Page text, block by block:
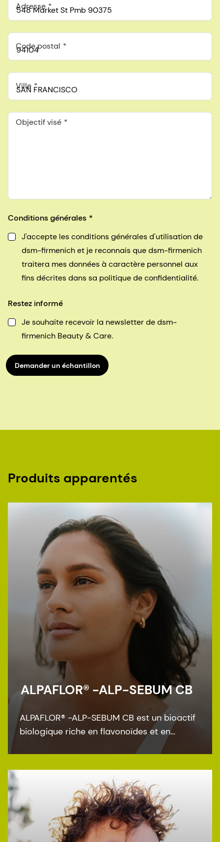
Adresse
Code postal
Ville
Objectif visé
Conditions générales
J'accepte les conditions générales d'utilisation de
dsm-firmenich et je reconnais que dsm-firmenich
traitera mes données à caractère personnel aux
fins décrites dans sa politique de confidentialité.
Restez informé
Je souhaite recevoir la newsletter de dsm-
firmenich Beauty & Care.
Demander un échantillon
Produits apparentés
ALPAFLOR® -ALP-SEBUM CB
ALPAFLOR® -ALP-SEBUM CB est un bioactif
biologique riche en flavonoïdes et en
œnothéine B, des composés clés qui
sébum et anti-inflammatoires. Il est certifié
biologique COSMOS et NATRUE et certifié
commerce équitable Fair for Life.